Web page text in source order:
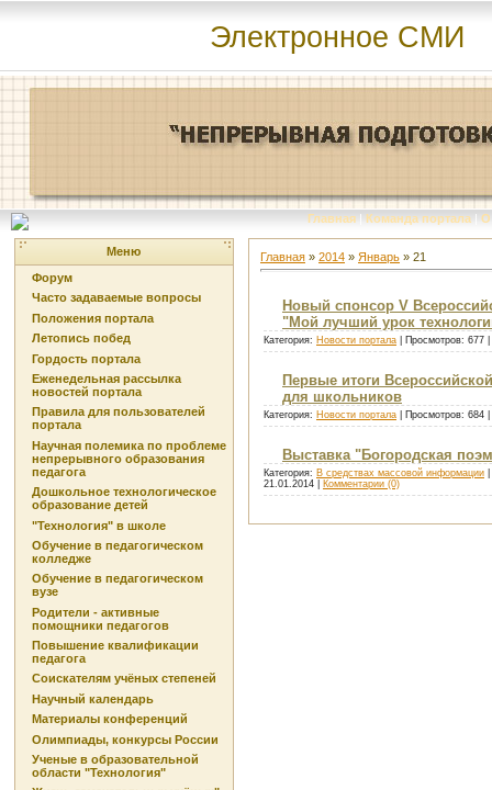
Электронное СМИ
Главная | Команда портала | О
Меню
Форум
Часто задаваемые вопросы
Положения портала
Летопись побед
Гордость портала
Еженедельная рассылка
новостей портала
Правила для пользователей
портала
Научная полемика по проблеме
непрерывного образования
педагога
Дошкольное технологическое
образование детей
"Технология" в школе
Обучение в педагогическом
колледже
Обучение в педагогическом
вузе
Родители - активные
помощники педагогов
Повышение квалификации
педагога
Соискателям учёных степеней
Научный календарь
Материалы конференций
Олимпиады, конкурсы России
Ученые в образовательной
области "Технология"
Главная » 2014 » Январь » 21
Новый спонсор V
"Мой лучший урок
Категория: Новости портала | Просмотров: 677
Первые итоги
для школьников
Категория: Новости портала | Просмотров: 684
Выставка "Богородская
Категория: В средствах массовой информации
21.01.2014
Комментарии (0)